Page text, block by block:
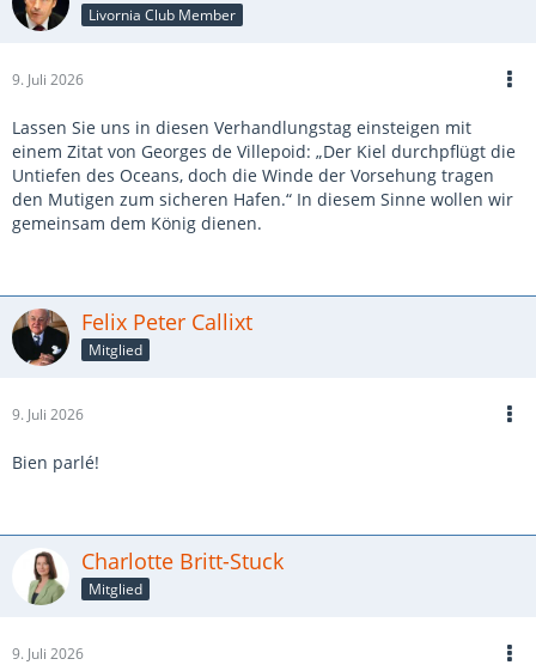
Livornia Club Member
9. Juli 2026
Lassen Sie uns in diesen Verhandlungstag einsteigen mit
einem Zitat von Georges de Villepoid: „Der Kiel durchpflügt die
Untiefen des Oceans, doch die Winde der Vorsehung tragen
den Mutigen zum sicheren Hafen.“ In diesem Sinne wollen wir
gemeinsam dem König dienen.
Felix Peter Callixt
Mitglied
9. Juli 2026
Bien parlé!
Charlotte Britt-Stuck
Mitglied
9. Juli 2026